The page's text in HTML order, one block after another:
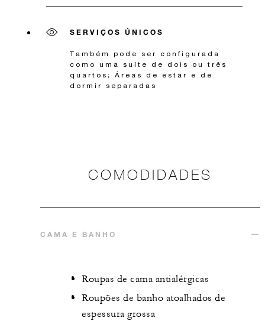
SERVIÇOS ÚNICOS
Também pode ser configurada
como uma suíte de dois ou três
quartos; Áreas de estar e de
dormir separadas
COMODIDADES
CAMA E BANHO
Roupas de cama antialérgicas
Roupões de banho atoalhados de
espessura grossa